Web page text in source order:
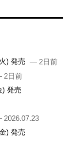
) 発売 — 2日前
2日前
) 発売
) 発売